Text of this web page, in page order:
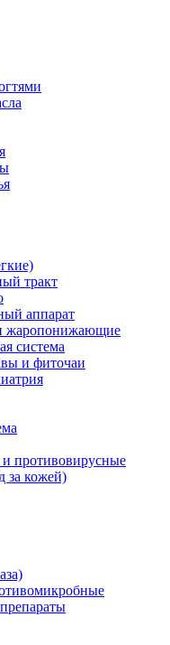
тракт
аппарат
жаропонижающие
система
и фиточаи
противовирусные
за кожей)